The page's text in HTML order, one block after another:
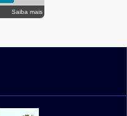
Saiba mais